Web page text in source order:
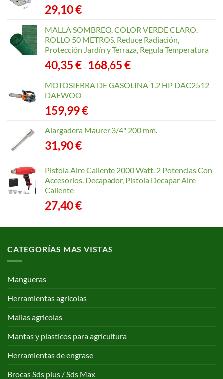
29,10€
MALLA SOMBREO. COLOR VERDE CLARO.
ROLLO 50 METROS. Reduce Radiación,
Protección Jardín y Terraza, Regula Temperatura
40,35€- 168,65€Rango
precios:
MOTOSIERRA DE GASOLINA 1.2 HP DAC2512
DAEWOO
159,99€
Alargadera Maurer 3/4" 200 mm.
31,90€
Pistola Aire Caliente 2000 Watt. 2 Potencias Con
Accesorios. Decapador, Pistola Decapar Aire
Caliente
27,40€
CATEGORÍAS MAS VISTAS
Mangueras
Herramientas agricolas
Mallas agricolas
Mantas y plasticos para agricultura
Herramientas de engrase
Brocas Sds plus / Sds Max